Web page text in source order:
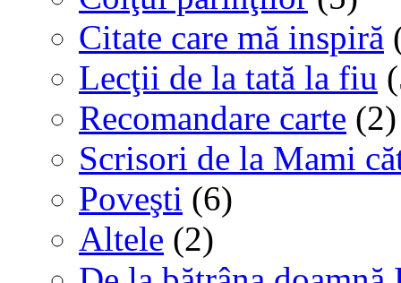
Citate care mă inspiră
Lecţii de la tată la fiu
Recomandare carte (2)
Scrisori de la Mami
Poveşti (6)
Altele (2)